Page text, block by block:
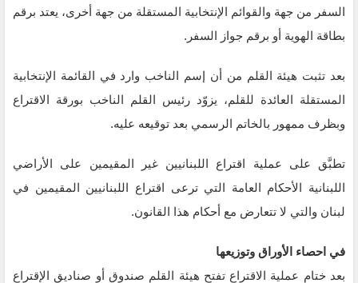
السفر من جهة والقوائم الإنتخابية المستقلة من جهة أخرى، يعتد برقم
بطاقة الهوية أو برقم جواز السفر.
بعد تثبت هيئة القلم من أن إسم الناخب وارد في القائمة الإنتخابية
المستقلة العائدة للقلم، يزوّد رئيس القلم الناخب بورقة الاقتراع
وبظرف ممهور بالخاتم الرسمي بعد توقيعه عليه.
تطبَّق على عملية اقتراع اللبنانيين غير المقيمين على الأراضي
اللبنانية الأحكام العامة التي ترعى اقتراع اللبنانيين المقيمين في
لبنان والتي لا تتعارض مع أحكام هذا القانون.
في احصاء الأوراق وتوزيعها
بعد ختام عملية الاقتراع تفتح هيئة القلم صندوق أو صناديق الإقتراع